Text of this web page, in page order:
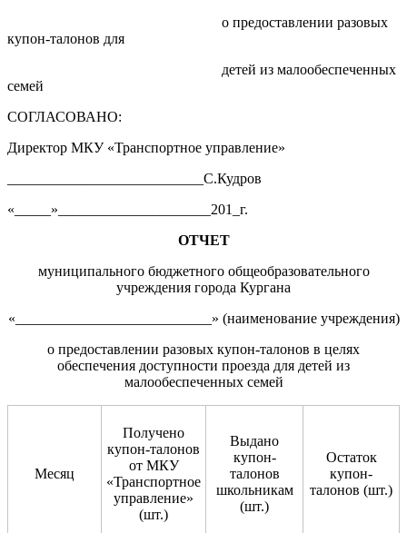
о предоставлении разовых
купон-талонов для
детей из малообеспеченных
семей
СОГЛАСОВАНО:
Директор МКУ «Транспортное управление»
___________________________С.Кудров
«_____»_____________________201_г.
ОТЧЕТ
муниципального бюджетного общеобразовательного
учреждения города Кургана
«___________________________» (наименование учреждения)
о предоставлении разовых купон-талонов в целях
обеспечения доступности проезда для детей из
малообеспеченных семей
Месяц
Получено
купон-талонов
от МКУ
«Транспортное
управление»
(шт.)
Выдано
купон-
талонов
школьникам
(шт.)
Остаток
купон-
талонов (шт.)